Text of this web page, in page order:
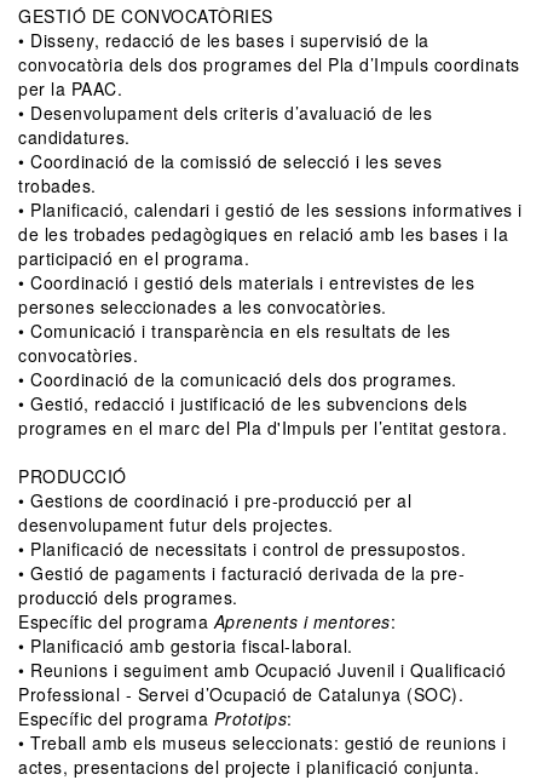
GESTIÓ DE CONVOCATÒRIES
• Disseny, redacció de les bases i supervisió de la
convocatòria dels dos programes del Pla d’Impuls coordinats
per la PAAC.
• Desenvolupament dels criteris d’avaluació de les
candidatures.
• Coordinació de la comissió de selecció i les seves
trobades.
• Planificació, calendari i gestió de les sessions informatives i
de les trobades pedagògiques en relació amb les bases i la
participació en el programa.
• Coordinació i gestió dels materials i entrevistes de les
persones seleccionades a les convocatòries.
• Comunicació i transparència en els resultats de les
convocatòries.
• Coordinació de la comunicació dels dos programes.
• Gestió, redacció i justificació de les subvencions dels
programes en el marc del Pla d'Impuls per l’entitat gestora.
PRODUCCIÓ
• Gestions de coordinació i pre-producció per al
desenvolupament futur dels projectes.
• Planificació de necessitats i control de pressupostos.
• Gestió de pagaments i facturació derivada de la pre-
producció dels programes.
Específic del programa Aprenents i mentores:
• Planificació amb gestoria fiscal-laboral.
• Reunions i seguiment amb Ocupació Juvenil i Qualificació
Professional - Servei d’Ocupació de Catalunya (SOC).
Específic del programa Prototips:
• Treball amb els museus seleccionats: gestió de reunions i
actes, presentacions del projecte i planificació conjunta.